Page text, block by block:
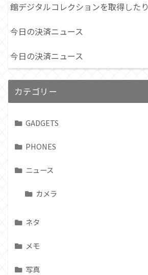
館デジタルコレクションを取得したり
今日の決済ニュース
今日の決済ニュース
カテゴリー
GADGETS
PHONES
ニュース
カメラ
ネタ
メモ
写真